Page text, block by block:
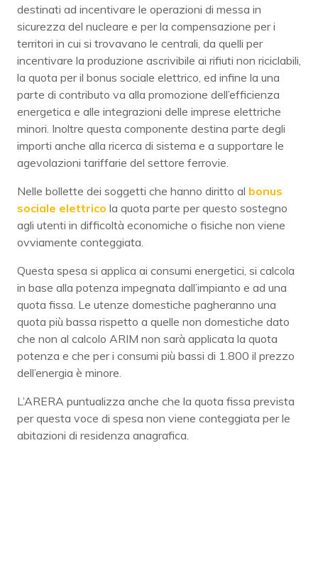
destinati ad incentivare le operazioni di messa in
sicurezza del nucleare e per la compensazione per i
territori in cui si trovavano le centrali, da quelli per
incentivare la produzione ascrivibile ai rifiuti non riciclabili,
la quota per il bonus sociale elettrico, ed infine la una
parte di contributo va alla promozione dell’efficienza
energetica e alle integrazioni delle imprese elettriche
minori. Inoltre questa componente destina parte degli
importi anche alla ricerca di sistema e a supportare le
agevolazioni tariffarie del settore ferrovie.
Nelle bollette dei soggetti che hanno diritto al bonus
sociale elettrico la quota parte per questo sostegno
agli utenti in difficoltà economiche o fisiche non viene
ovviamente conteggiata.
Questa spesa si applica ai consumi energetici, si calcola
in base alla potenza impegnata dall’impianto e ad una
quota fissa. Le utenze domestiche pagheranno una
quota più bassa rispetto a quelle non domestiche dato
che non al calcolo ARIM non sarà applicata la quota
potenza e che per i consumi più bassi di 1.800 il prezzo
dell’energia è minore.
L’ARERA puntualizza anche che la quota fissa prevista
per questa voce di spesa non viene conteggiata per le
abitazioni di residenza anagrafica.